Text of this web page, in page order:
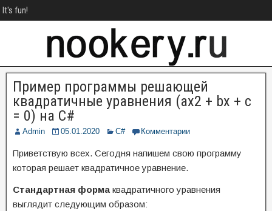
It's fun!
Пример программы решающей
квадратичные уравнения (ax2 + bx + c
= 0) на C#
Admin 05.01.2020 C# Комментарии
Приветствую всех. Сегодня напишем свою программу
которая решает квадратичное уравнение.
Стандартная форма квадратичного уравнения
выглядит следующим образом: